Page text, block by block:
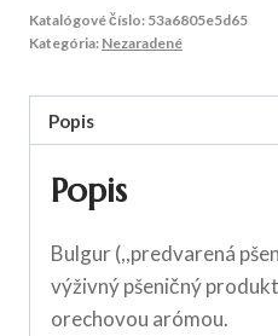
Katalógové číslo: 53a6805e5d65
Kategória: Nezaradené
Popis
Popis
Bulgur (,,predvarená
výživný pšeničný
orechovou arómou.